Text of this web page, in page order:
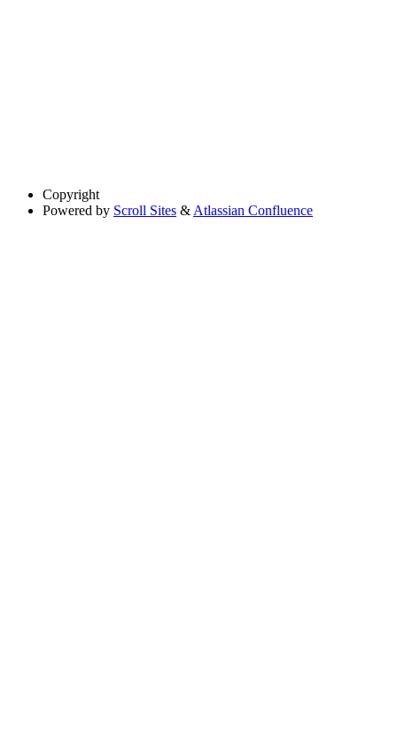
Copyright
Powered by Scroll Sites & Atlassian Confluence